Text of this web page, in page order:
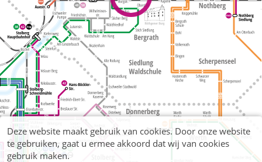
Deze website maakt gebruik van cookies. Door onze website
te gebruiken, gaat u ermee akkoord dat wij van cookies
gebruik maken.